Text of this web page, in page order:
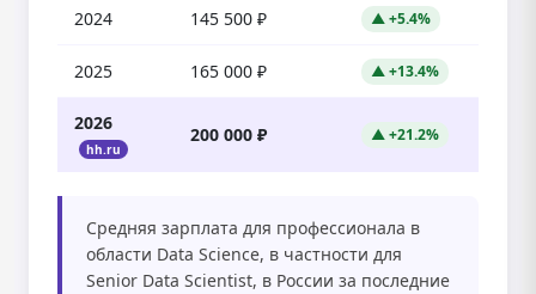
2024 145 500 ₽ ▲ +5.4%
2025 165 000 ₽ ▲ +13.4%
2026
hh.ru
200 000 ₽ ▲ +21.2%
Средняя зарплата для профессионала в
области Data Science, в частности для
Senior Data Scientist, в России за последние